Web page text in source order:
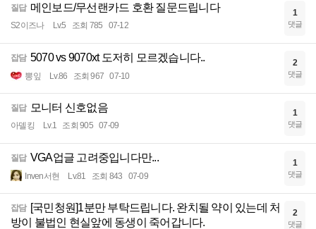
질답 메인보드/무선랜카드 호환 질문드립니다
S2이즈나 Lv.5 조회 785 07-12
1
댓글
잡담 5070 vs 9070xt 도저히 모르겠습니다..
뽕잎 Lv.86 조회 967 07-10
2
댓글
질답 모니터 신호없음
아델킹 Lv.1 조회 905 07-09
1
댓글
질답 VGA업글 고려중입니다만...
Inven서현 Lv.81 조회 843 07-09
1
댓글
잡담 [국민청원]1분만 부탁드립니다. 완치될 약이 있는데 처
방이 불법인 현실앞에 동생이 죽어갑니다.
2
댓글